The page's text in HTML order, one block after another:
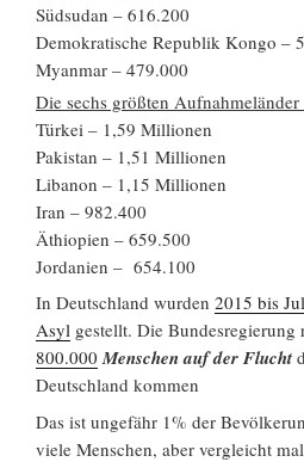
Südsudan – 616.200
Demokratische Republik Kongo –
Myanmar – 479.000
Die sechs größten
Türkei – 1,59 Millionen
Pakistan – 1,51 Millionen
Libanon – 1,15 Millionen
Iran – 982.400
Äthiopien – 659.500
Jordanien – 654.100
In Deutschland wurden 2015 bis
Asyl gestellt. Die Bundesregierung
800.000 Menschen auf der Flucht
Deutschland kommen
Das ist ungefähr 1% der
viele Menschen, aber vergleicht